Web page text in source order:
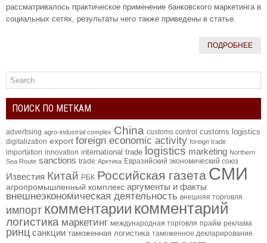
рассматривалось практическое применение банковского маркетинга в
социальных сетях, результаты чего также приведены в статье.
ПОДРОБНЕЕ
ПОИСК ПО МЕТКАМ
advertising agro-industrial complex China customs control customs logistics
digitalization export foreign economic activity foreign trade
importation innovation international trade logistics marketing Northern
Sea Route sanctions trade Арктика Евразийский экономический союз
Известия Китай РБК Российская газета СМИ
агропромышленный комплекс аргументы и факты
внешнеэкономическая деятельность внешняя торговля
импорт комментарии комментарий
логистика маркетинг международная торговля прайм реклама
ринц санкции таможенная логистика таможенное декларирование